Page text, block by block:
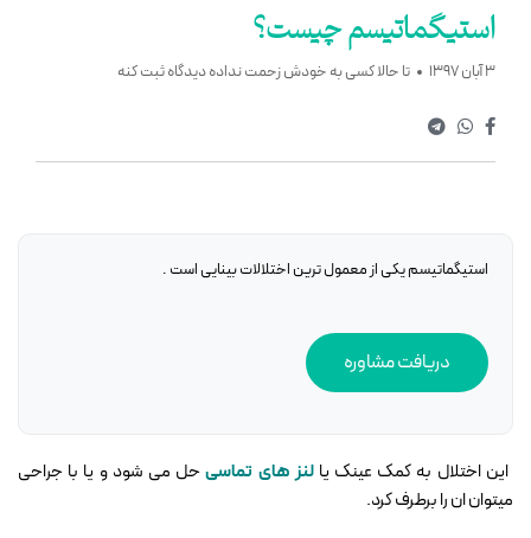
استیگماتیسم چیست؟
3 آبان 1397 تا حالا کسی به خودش زحمت نداده دیدگاه ثبت کنه
استیگماتیسم یکی از معمول ترین اختلالات بینایی است .
دریافت مشاوره
این اختلال به کمک عینک یا لنز های تماسیحل می شود و یا با جراحی
میتوان ان را برطرف کرد.